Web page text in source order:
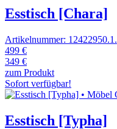
Esstisch [Chara]
Artikelnummer: 12422950.1.
499 €
349 €
zum Produkt
Sofort verfügbar!
Esstisch [Typha]